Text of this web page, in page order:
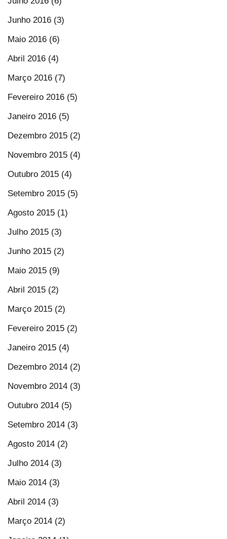
Junho 2016 (3)
Maio 2016 (6)
Abril 2016 (4)
Março 2016 (7)
Fevereiro 2016 (5)
Janeiro 2016 (5)
Dezembro 2015 (2)
Novembro 2015 (4)
Outubro 2015 (4)
Setembro 2015 (5)
Agosto 2015 (1)
Julho 2015 (3)
Junho 2015 (2)
Maio 2015 (9)
Abril 2015 (2)
Março 2015 (2)
Fevereiro 2015 (2)
Janeiro 2015 (4)
Dezembro 2014 (2)
Novembro 2014 (3)
Outubro 2014 (5)
Setembro 2014 (3)
Agosto 2014 (2)
Julho 2014 (3)
Maio 2014 (3)
Abril 2014 (3)
Março 2014 (2)